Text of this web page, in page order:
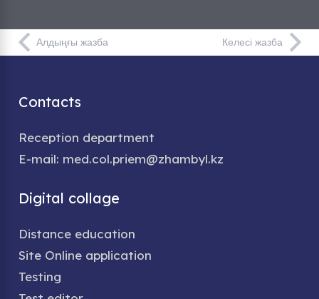
Алдыңғы жазба Келесі жазба
Contacts
Reception department
E-mail: med.col.priem@zhambyl.kz
Digital collage
Distance education
Site Online application
Testing